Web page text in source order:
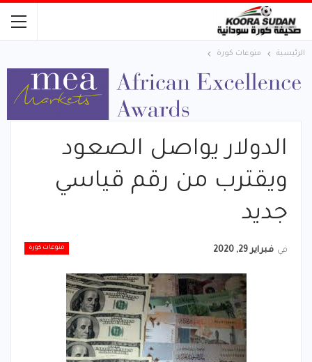
الرئيسية منوعات كورة
الدولار يواصل الصعود
ويقترب من رقم قياسي
جديد
منوعات كورة في فبراير 29, 2020